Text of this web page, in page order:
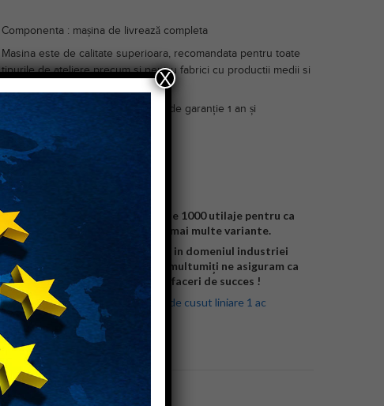
Componenta : mașina de livrează completa
Masina este de calitate superioara, recomandata pentru toate
tipurile de ateliere precum si pentru fabrici cu productii medii si
La achiziția acestui utilaj dispuneți de garanție 1 an și
Livrare in toata tara !
Pentru detalii și comenzi
0724509925-Toma Cristian
Avem in permanenta in stoc peste 1000 utilaje pentru ca
fiecare client sa poata alege din mai multe variante.
Cu peste 20 de ani de experiența in domeniul industriei
textile și peste 10.000 de clienți multumiți ne asiguram ca
planurile dumneavoastră devin afaceri de succes !
Categorii:Masini de cusut , Masini de cusut liniare 1 ac
Brand:Brother
Stare produs:
X